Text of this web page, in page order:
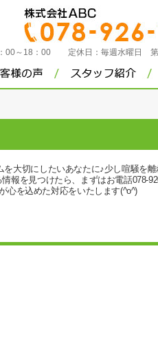
00～18：00 定休日： 毎週水曜日 第
大切にしたいあなたに♪少し喧騒を
報を見つけたら、まずはお電話078-
心を込めた対応をいたします(^o^)